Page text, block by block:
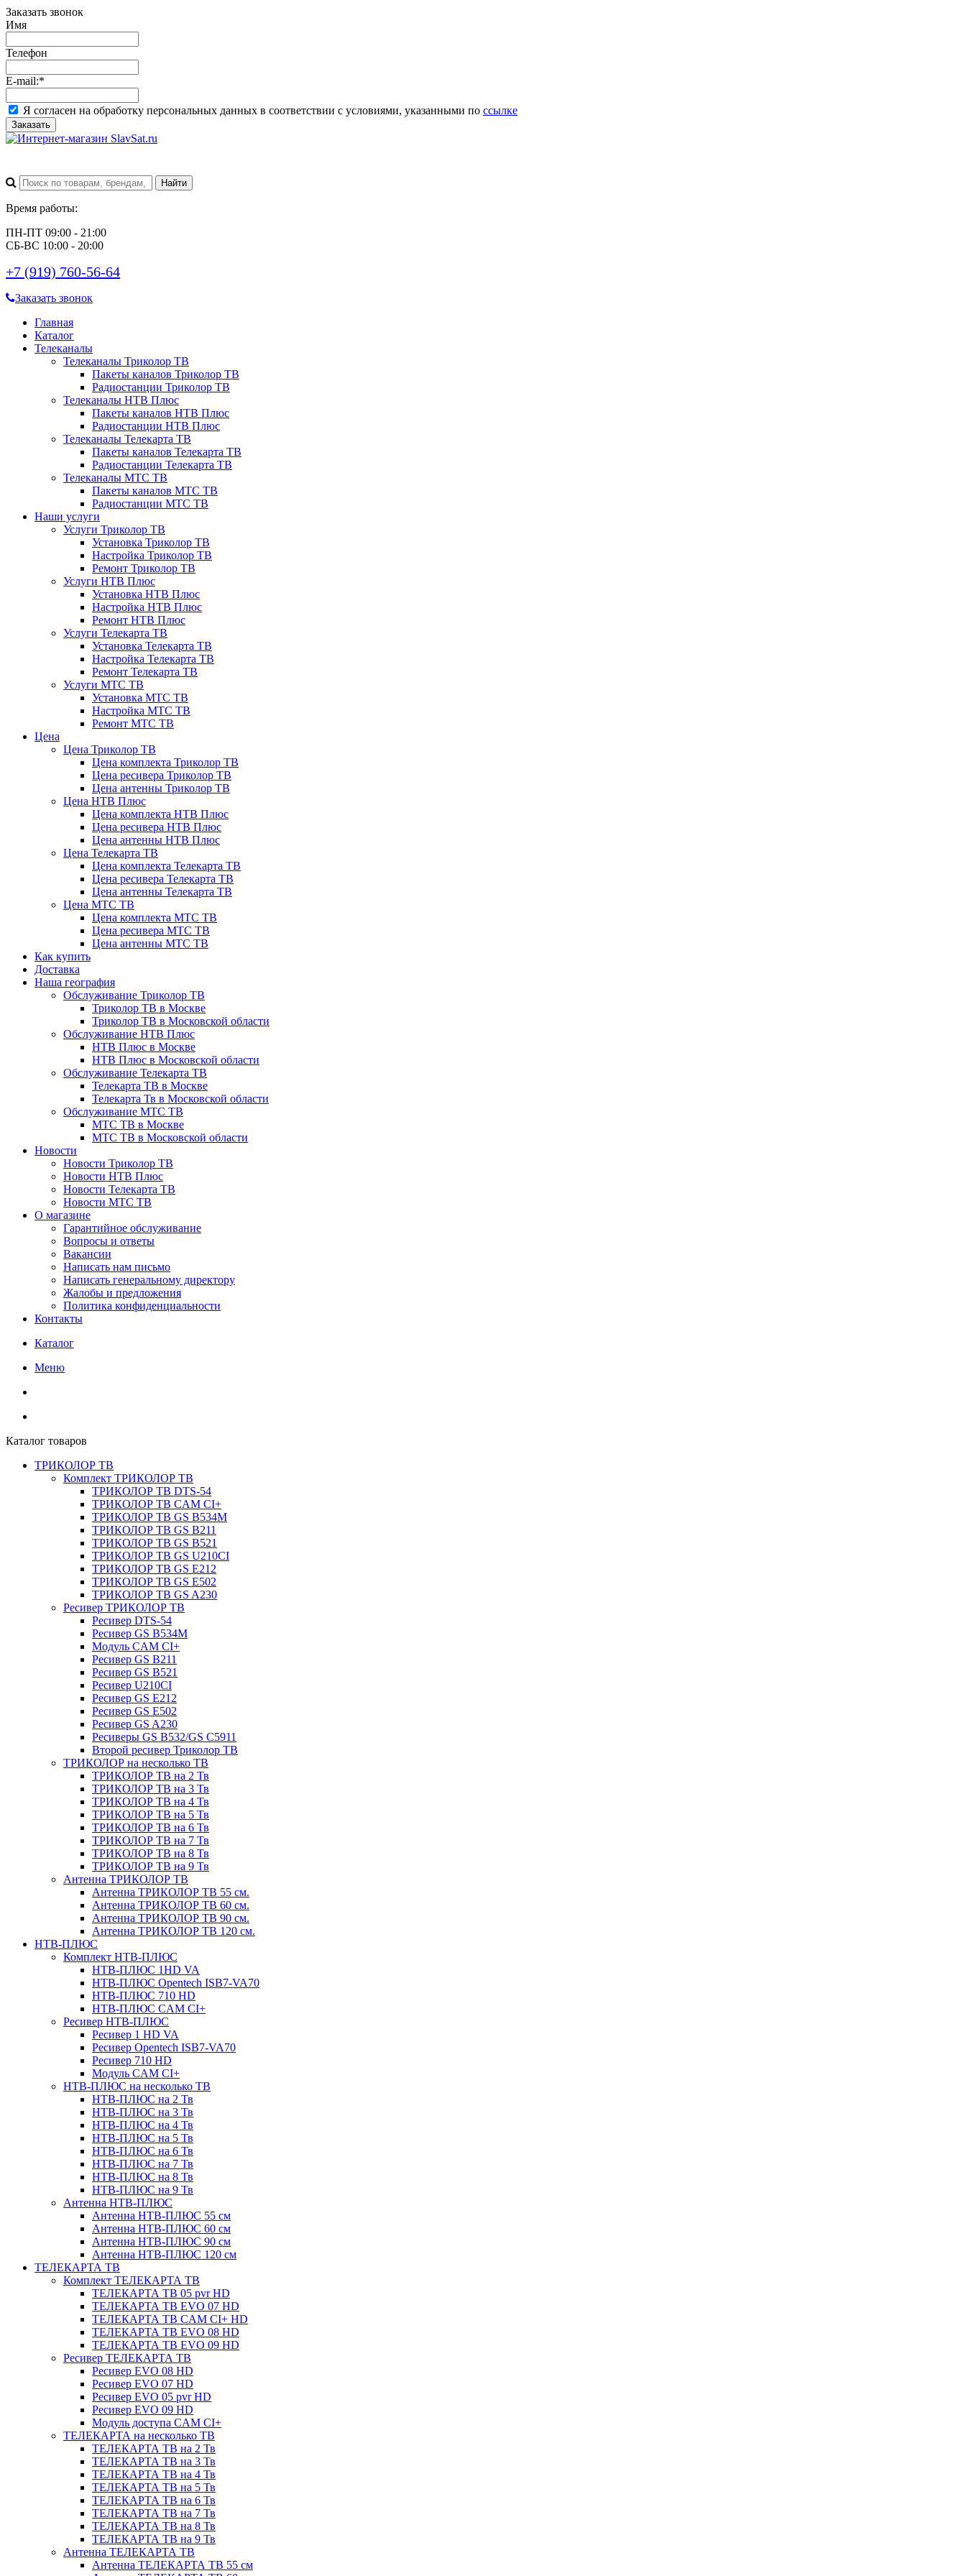
Заказать звонок
Имя
Телефон
E-mail:*
Я согласен на обработку персональных данных в соответствии с условиями, указанными по ссылке
Заказать
Время работы:
ПН-ПТ 09:00 - 21:00
СБ-ВС 10:00 - 20:00
+7 (919) 760-56-64
Заказать звонок
Главная
Каталог
Телеканалы
Телеканалы Триколор ТВ
Пакеты каналов Триколор ТВ
Радиостанции Триколор ТВ
Телеканалы НТВ Плюс
Пакеты каналов НТВ Плюс
Радиостанции НТВ Плюс
Телеканалы Телекарта ТВ
Пакеты каналов Телекарта ТВ
Радиостанции Телекарта ТВ
Телеканалы МТС ТВ
Пакеты каналов МТС ТВ
Радиостанции МТС ТВ
Наши услуги
Услуги Триколор ТВ
Установка Триколор ТВ
Настройка Триколор ТВ
Ремонт Триколор ТВ
Услуги НТВ Плюс
Установка НТВ Плюс
Настройка НТВ Плюс
Ремонт НТВ Плюс
Услуги Телекарта ТВ
Установка Телекарта ТВ
Настройка Телекарта ТВ
Ремонт Телекарта ТВ
Услуги МТС ТВ
Установка МТС ТВ
Настройка МТС ТВ
Ремонт МТС ТВ
Цена
Цена Триколор ТВ
Цена комплекта Триколор ТВ
Цена ресивера Триколор ТВ
Цена антенны Триколор ТВ
Цена НТВ Плюс
Цена комплекта НТВ Плюс
Цена ресивера НТВ Плюс
Цена антенны НТВ Плюс
Цена Телекарта ТВ
Цена комплекта Телекарта ТВ
Цена ресивера Телекарта ТВ
Цена антенны Телекарта ТВ
Цена МТС ТВ
Цена комплекта МТС ТВ
Цена ресивера МТС ТВ
Цена антенны МТС ТВ
Как купить
Доставка
Наша география
Обслуживание Триколор ТВ
Триколор ТВ в Москве
Триколор ТВ в Московской области
Обслуживание НТВ Плюс
НТВ Плюс в Москве
НТВ Плюс в Московской области
Обслуживание Телекарта ТВ
Телекарта ТВ в Москве
Телекарта Тв в Московской области
Обслуживание МТС ТВ
МТС ТВ в Москве
МТС ТВ в Московской области
Новости
Новости Триколор ТВ
Новости НТВ Плюс
Новости Телекарта ТВ
Новости МТС ТВ
О магазине
Гарантийное обслуживание
Вопросы и ответы
Вакансии
Написать нам письмо
Написать генеральному директору
Жалобы и предложения
Политика конфиденциальности
Контакты
Каталог
Меню
Каталог товаров
ТРИКОЛОР ТВ
Комплект ТРИКОЛОР ТВ
ТРИКОЛОР ТВ DTS-54
ТРИКОЛОР ТВ CAM CI+
ТРИКОЛОР ТВ GS B534M
ТРИКОЛОР ТВ GS B211
ТРИКОЛОР ТВ GS B521
ТРИКОЛОР ТВ GS U210CI
ТРИКОЛОР ТВ GS E212
ТРИКОЛОР ТВ GS E502
ТРИКОЛОР ТВ GS A230
Ресивер ТРИКОЛОР ТВ
Ресивер DTS-54
Ресивер GS B534M
Модуль CAM CI+
Ресивер GS B211
Ресивер GS B521
Ресивер U210CI
Ресивер GS E212
Ресивер GS E502
Ресивер GS A230
Ресиверы GS B532/GS C5911
Второй ресивер Триколор ТВ
ТРИКОЛОР на несколько ТВ
ТРИКОЛОР ТВ на 2 Тв
ТРИКОЛОР ТВ на 3 Тв
ТРИКОЛОР ТВ на 4 Тв
ТРИКОЛОР ТВ на 5 Тв
ТРИКОЛОР ТВ на 6 Тв
ТРИКОЛОР ТВ на 7 Тв
ТРИКОЛОР ТВ на 8 Тв
ТРИКОЛОР ТВ на 9 Тв
Антенна ТРИКОЛОР ТВ
Антенна ТРИКОЛОР ТВ 55 см.
Антенна ТРИКОЛОР ТВ 60 см.
Антенна ТРИКОЛОР ТВ 90 см.
Антенна ТРИКОЛОР ТВ 120 см.
НТВ-ПЛЮС
Комплект НТВ-ПЛЮС
НТВ-ПЛЮС 1HD VA
НТВ-ПЛЮС Opentech ISB7-VA70
НТВ-ПЛЮС 710 HD
НТВ-ПЛЮС CAM CI+
Ресивер НТВ-ПЛЮС
Ресивер 1 HD VA
Ресивер Opentech ISB7-VA70
Ресивер 710 HD
Модуль CAM CI+
НТВ-ПЛЮС на несколько ТВ
НТВ-ПЛЮС на 2 Тв
НТВ-ПЛЮС на 3 Тв
НТВ-ПЛЮС на 4 Тв
НТВ-ПЛЮС на 5 Тв
НТВ-ПЛЮС на 6 Тв
НТВ-ПЛЮС на 7 Тв
НТВ-ПЛЮС на 8 Тв
НТВ-ПЛЮС на 9 Тв
Антенна НТВ-ПЛЮС
Антенна НТВ-ПЛЮС 55 см
Антенна НТВ-ПЛЮС 60 см
Антенна НТВ-ПЛЮС 90 см
Антенна НТВ-ПЛЮС 120 см
ТЕЛЕКАРТА ТВ
Комплект ТЕЛЕКАРТА ТВ
ТЕЛЕКАРТА ТВ 05 pvr HD
ТЕЛЕКАРТА ТВ EVO 07 HD
ТЕЛЕКАРТА ТВ CAM CI+ HD
ТЕЛЕКАРТА ТВ EVO 08 HD
ТЕЛЕКАРТА ТВ EVO 09 HD
Ресивер ТЕЛЕКАРТА ТВ
Ресивер EVO 08 HD
Ресивер EVO 07 HD
Ресивер EVO 05 pvr HD
Ресивер EVO 09 HD
Модуль доступа CAM CI+
ТЕЛЕКАРТА на несколько ТВ
ТЕЛЕКАРТА ТВ на 2 Тв
ТЕЛЕКАРТА ТВ на 3 Тв
ТЕЛЕКАРТА ТВ на 4 Тв
ТЕЛЕКАРТА ТВ на 5 Тв
ТЕЛЕКАРТА ТВ на 6 Тв
ТЕЛЕКАРТА ТВ на 7 Тв
ТЕЛЕКАРТА ТВ на 8 Тв
ТЕЛЕКАРТА ТВ на 9 Тв
Антенна ТЕЛЕКАРТА ТВ
Антенна ТЕЛЕКАРТА ТВ 55 см